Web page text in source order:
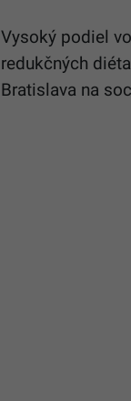
Vysoký podiel
redukčných
Bratislava na